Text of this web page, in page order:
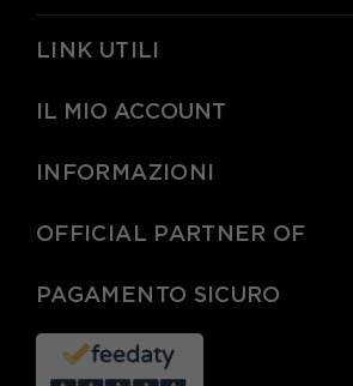
LINK UTILI
IL MIO ACCOUNT
INFORMAZIONI
OFFICIAL PARTNER OF
PAGAMENTO SICURO